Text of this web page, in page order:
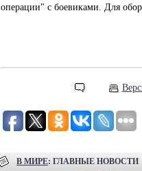
операции" с боевиками. Для
В МИРЕ: ГЛАВНЫЕ НОВОСТИ